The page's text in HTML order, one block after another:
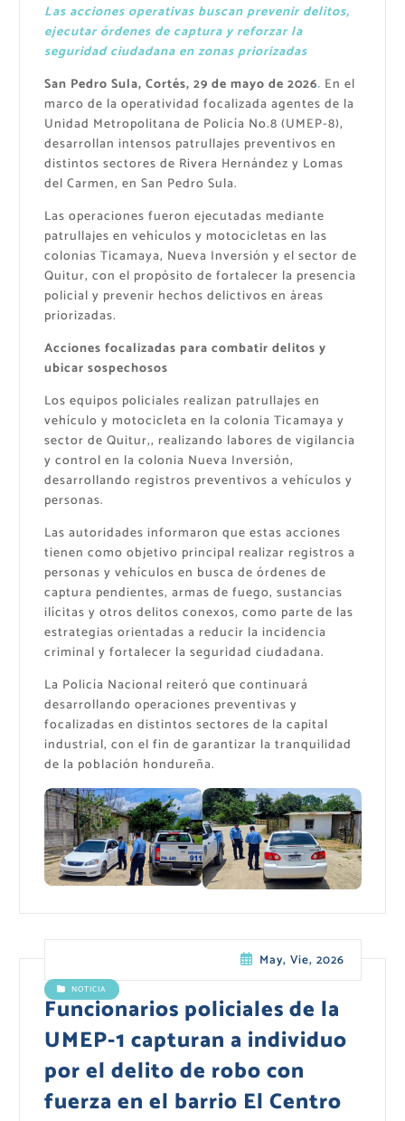
Las acciones operativas buscan prevenir delitos,
ejecutar órdenes de captura y reforzar la
seguridad ciudadana en zonas priorizadas
San Pedro Sula, Cortés, 29 de mayo de 2026. En el
marco de la operatividad focalizada agentes de la
Unidad Metropolitana de Policía No.8 (UMEP-8),
desarrollan intensos patrullajes preventivos en
distintos sectores de Rivera Hernández y Lomas
del Carmen, en San Pedro Sula.
Las operaciones fueron ejecutadas mediante
patrullajes en vehículos y motocicletas en las
colonias Ticamaya, Nueva Inversión y el sector de
Quitur, con el propósito de fortalecer la presencia
policial y prevenir hechos delictivos en áreas
priorizadas.
Acciones focalizadas para combatir delitos y
ubicar sospechosos
Los equipos policiales realizan patrullajes en
vehículo y motocicleta en la colonia Ticamaya y
sector de Quitur,, realizando labores de vigilancia
y control en la colonia Nueva Inversión,
desarrollando registros preventivos a vehículos y
personas.
Las autoridades informaron que estas acciones
tienen como objetivo principal realizar registros a
personas y vehículos en busca de órdenes de
captura pendientes, armas de fuego, sustancias
ilícitas y otros delitos conexos, como parte de las
estrategias orientadas a reducir la incidencia
criminal y fortalecer la seguridad ciudadana.
La Policía Nacional reiteró que continuará
desarrollando operaciones preventivas y
focalizadas en distintos sectores de la capital
industrial, con el fin de garantizar la tranquilidad
de la población hondureña.
May, Vie, 2026
NOTICIA
Funcionarios policiales de la
UMEP-1 capturan a individuo
por el delito de robo con
fuerza en el barrio El Centro